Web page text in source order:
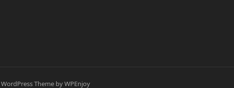
WordPress ThemebyWPEnjoy